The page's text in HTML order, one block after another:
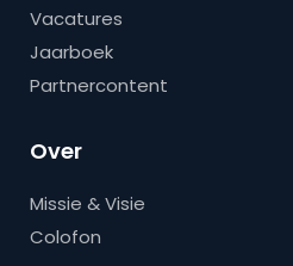
Vacatures
Jaarboek
Partnercontent
Over
Missie & Visie
Colofon